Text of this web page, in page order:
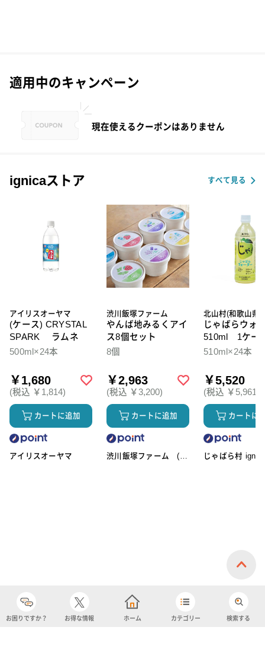
適用中のキャンペーン
現在使えるクーポンはありません
ignicaストア すべて見る
アイリスオーヤマ
(ケース) CRYSTAL
SPARK ラムネ
500ml×24本
￥1,680
(税込 ￥1,814)
カートに追加
アイリスオーヤマ
渋川飯塚ファーム
やんば地みるくアイ
ス8個セット
8個
￥2,963
(税込 ￥3,200)
カートに追加
渋川飯塚ファーム (ア
北山村(和歌山県)
じゃばらウォ
510ml 1ケー
本入
510ml×24本
￥5,520
(税込 ￥5,961)
カートに
じゃばら村
お困りですか？ お得な情報 ホーム カテゴリー 検索する